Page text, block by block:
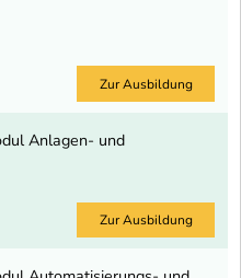
Zur Ausbildung
Anlagen- und
Zur Ausbildung